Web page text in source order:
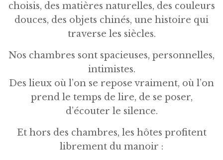
choisis, des matières naturelles, des couleurs
douces, des objets chinés, une histoire qui
traverse les siècles.
Nos chambres sont spacieuses, personnelles,
intimistes.
Des lieux où l’on se repose vraiment, où l’on
prend le temps de lire, de se poser,
d’écouter le silence.
Et hors des chambres, les hôtes profitent
librement du manoir :